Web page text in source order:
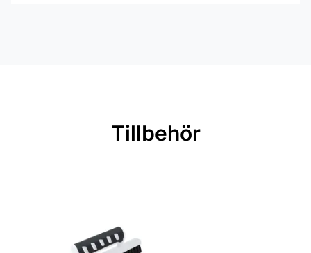
Mönsterrepetition: 38 cm
Leverantörens artikelnummer: 4524
Tillbehör